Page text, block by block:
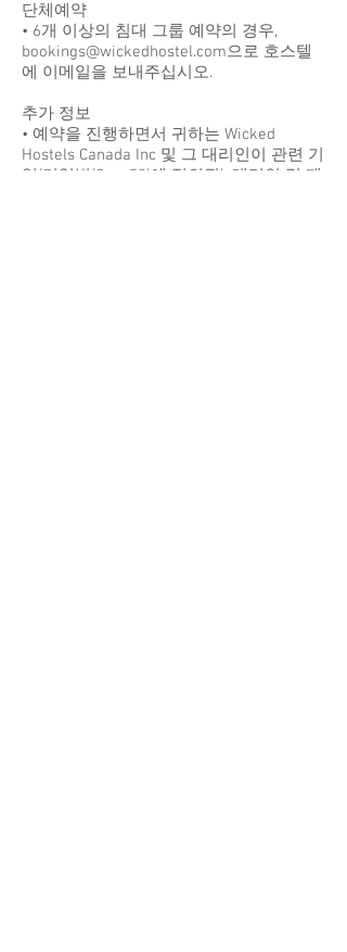
단체예약
• 6개 이상의 침대 그룹 예약의 경우,
bookings@wickedhostel.com으로 호스텔
에 이메일을 보내주십시오.
추가 정보
• 예약을 진행하면서 귀하는 Wicked
Hostels Canada Inc 및 그 대리인이 관련 기
업(기업법(Cap. 50)에 정의됨), 대리인 및 제